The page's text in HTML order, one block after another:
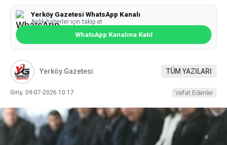
Yerköy Gazetesi WhatsApp Kanalı
Anlık haberler için takip et
WhatsApp Kanalına Katıl
Yerköy Gazetesi TÜM YAZILARI
Giriş: 09-07-2026 10:17 Vefat Edenler